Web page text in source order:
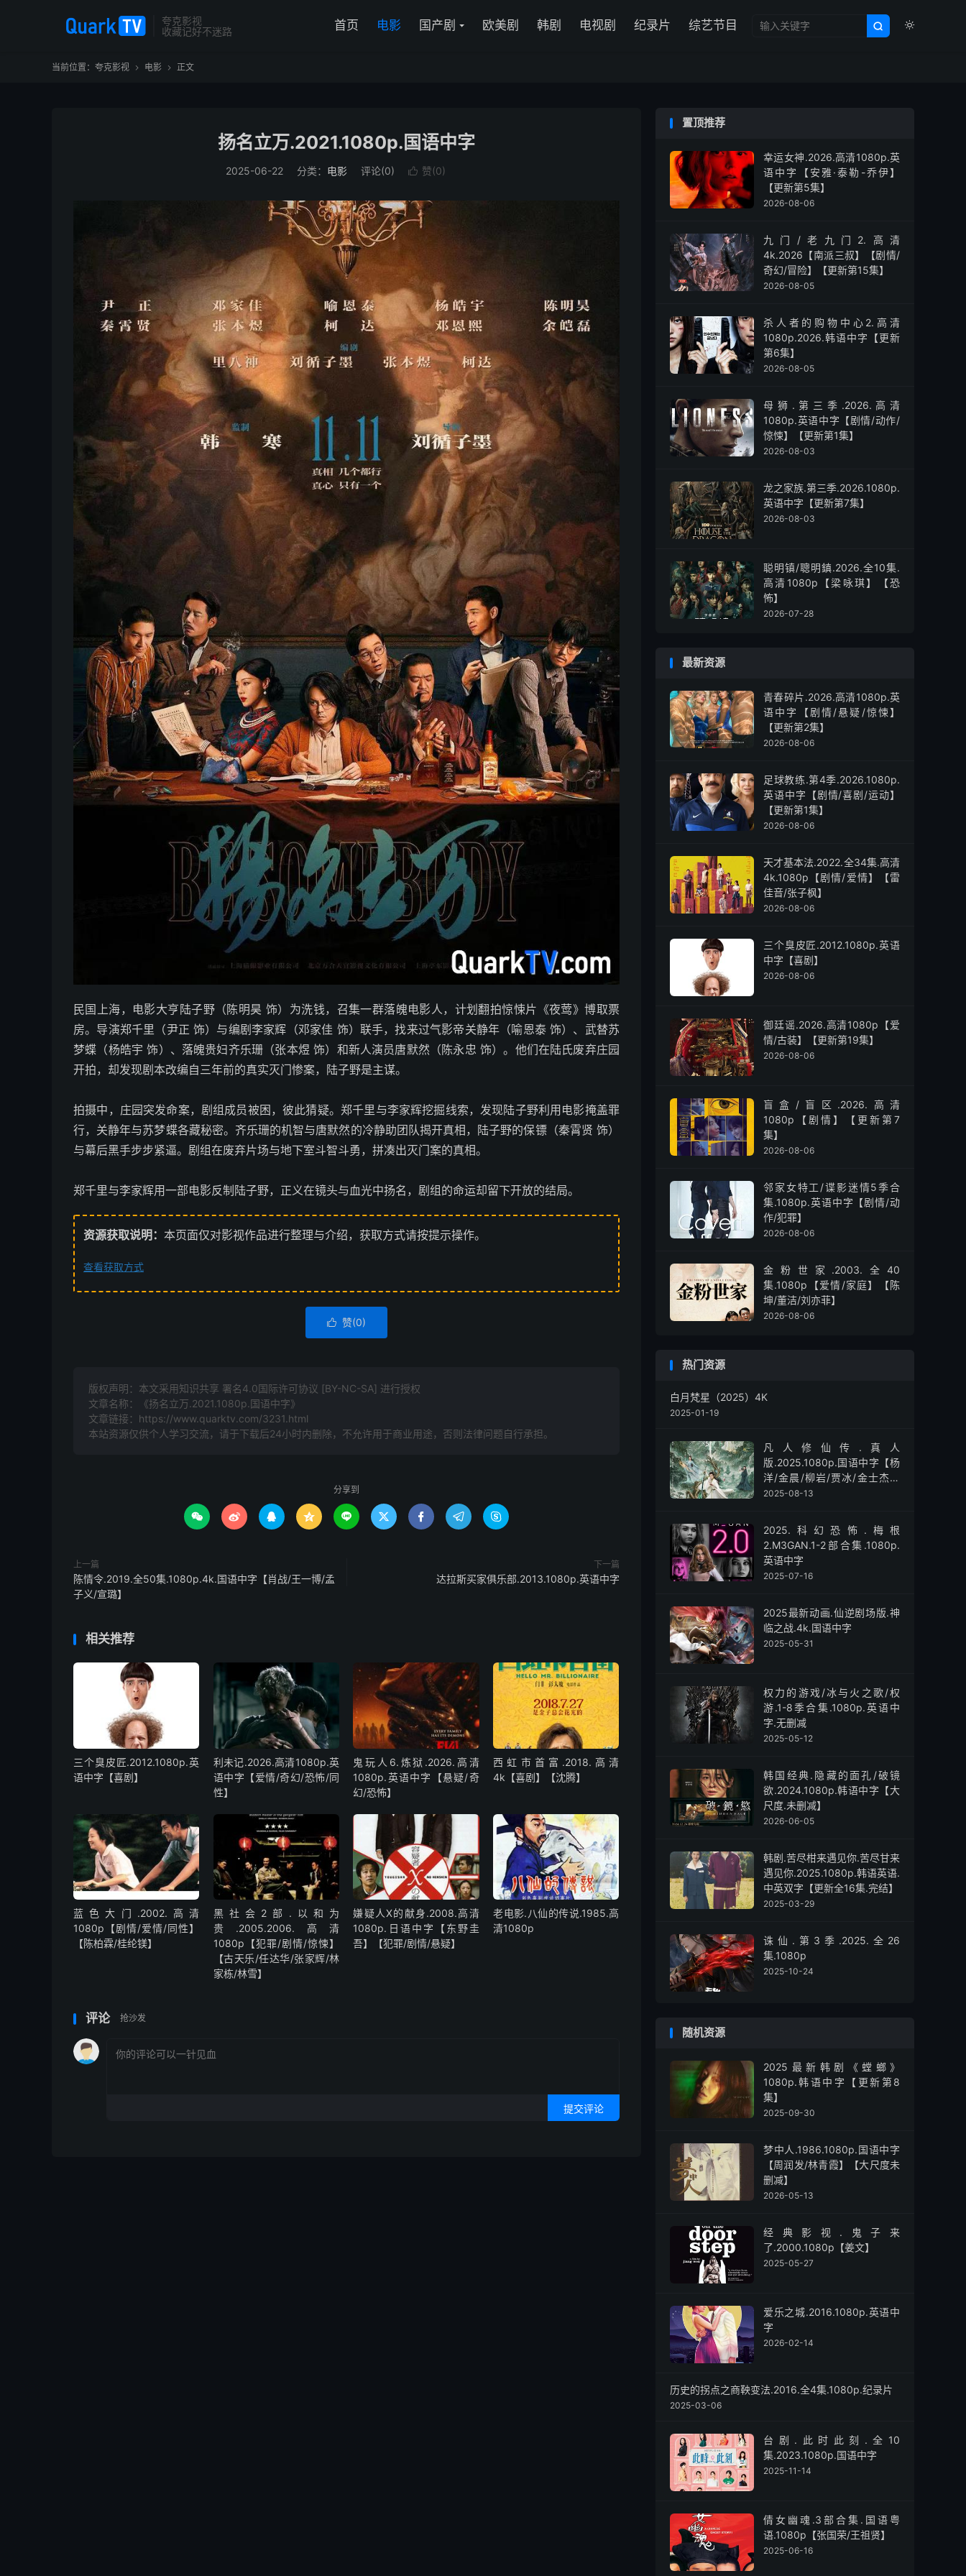
夸克影视
收藏记好不迷路


首页 电影 国产剧 欧美剧 韩剧 电视剧 纪录片 综艺节目
当前位置： 夸克影视  电影  正文
扬名立万.2021.1080p.国语中字
2025-06-22 分类： 电影 评论(0)  赞(0)
民国上海，电影大亨陆子野（陈明昊 饰）为洗钱，召集一群落魄电影人，计划翻拍惊悚片《夜莺》博取票
房。导演郑千里（尹正 饰）与编剧李家辉（邓家佳 饰）联手，找来过气影帝关静年（喻恩泰 饰）、武替苏
梦蝶（杨皓宇 饰）、落魄贵妇齐乐珊（张本煜 饰）和新人演员唐默然（陈永忠 饰）。他们在陆氏废弃庄园
开拍，却发现剧本改编自三年前的真实灭门惨案，陆子野是主谋。
拍摄中，庄园突发命案，剧组成员被困，彼此猜疑。郑千里与李家辉挖掘线索，发现陆子野利用电影掩盖罪
行，关静年与苏梦蝶各藏秘密。齐乐珊的机智与唐默然的冷静助团队揭开真相，陆子野的保镖（秦霄贤 饰）
与幕后黑手步步紧逼。剧组在废弃片场与地下室斗智斗勇，拼凑出灭门案的真相。
郑千里与李家辉用一部电影反制陆子野，正义在镜头与血光中扬名，剧组的命运却留下开放的结局。
资源获取说明： 本页面仅对影视作品进行整理与介绍，获取方式请按提示操作。
查看获取方式
 赞(0)
版权声明：本文采用知识共享 署名4.0国际许可协议 [BY-NC-SA] 进行授权
文章名称：《扬名立万.2021.1080p.国语中字》
文章链接： https://www.quarktv.com/3231.html
本站资源仅供个人学习交流，请于下载后24小时内删除，不允许用于商业用途，否则法律问题自行承担。
分享到
        
上一篇
陈情令.2019.全50集.1080p.4k.国语中字【肖战/王一博/孟
子义/宣璐】
下一篇
达拉斯买家俱乐部.2013.1080p.英语中字
相关推荐
三个臭皮匠.2012.1080p.英
语中字【喜剧】
利未记.2026.高清1080p.英
语中字【爱情/奇幻/恐怖/同
性】
鬼玩人6.炼狱.2026.高清
1080p.英语中字【悬疑/奇
幻/恐怖】
西虹市首富.2018.高清
4k【喜剧】【沈腾】
蓝色大门.2002.高清
1080p【剧情/爱情/同性】
【陈柏霖/桂纶镁】
黑社会2部.以和为
贵.2005.2006.高清
1080p【犯罪/剧情/惊悚】
【古天乐/任达华/张家辉/林
家栋/林雪】
嫌疑人X的献身.2008.高清
1080p.日语中字【东野圭
吾】【犯罪/剧情/悬疑】
老电影.八仙的传说.1985.高
清1080p
评论 抢沙发
提交评论
置顶推荐
幸运女神.2026.高清1080p.英
语中字【安雅·泰勒-乔伊】
【更新第5集】
2026-08-06
九门/老九门2.高清
4k.2026【南派三叔】【剧情/
奇幻/冒险】【更新第15集】
2026-08-05
杀人者的购物中心2.高清
1080p.2026.韩语中字【更新
第6集】
2026-08-05
母狮.第三季.2026.高清
1080p.英语中字【剧情/动作/
惊悚】【更新第1集】
2026-08-03
龙之家族.第三季.2026.1080p.
英语中字【更新第7集】
2026-08-03
聪明镇/聰明鎮.2026.全10集.
高清1080p【梁咏琪】【恐
怖】
2026-07-28
最新资源
青春碎片.2026.高清1080p.英
语中字【剧情/悬疑/惊悚】
【更新第2集】
2026-08-06
足球教练.第4季.2026.1080p.
英语中字【剧情/喜剧/运动】
【更新第1集】
2026-08-06
天才基本法.2022.全34集.高清
4k.1080p【剧情/爱情】【雷
佳音/张子枫】
2026-08-06
三个臭皮匠.2012.1080p.英语
中字【喜剧】
2026-08-06
御廷谣.2026.高清1080p【爱
情/古装】【更新第19集】
2026-08-06
盲盒/盲区.2026.高清
1080p【剧情】【更新第7
集】
2026-08-06
邻家女特工/谍影迷情5季合
集.1080p.英语中字【剧情/动
作/犯罪】
2026-08-06
金粉世家.2003.全40
集.1080p【爱情/家庭】【陈
坤/董洁/刘亦菲】
2026-08-06
热门资源
白月梵星（2025）4K
2025-01-19
凡人修仙传.真人
版.2025.1080p.国语中字【杨
洋/金晨/柳岩/贾冰/金士杰】
【全30集】
2025-08-13
2025.科幻恐怖.梅根
2.M3GAN.1-2部合集.1080p.
英语中字
2025-07-16
2025最新动画.仙逆剧场版.神
临之战.4k.国语中字
2025-05-31
权力的游戏/冰与火之歌/权
游.1-8季合集.1080p.英语中
字.无删减
2025-05-12
韩国经典.隐藏的面孔/破镜
欲.2024.1080p.韩语中字【大
尺度.未删减】
2026-06-05
韩剧.苦尽柑来遇见你.苦尽甘来
遇见你.2025.1080p.韩语英语.
中英双字【更新全16集.完结】
2025-03-29
诛仙.第3季.2025.全26
集.1080p
2025-10-24
随机资源
2025最新韩剧《螳螂》
1080p.韩语中字【更新第8
集】
2025-09-30
梦中人.1986.1080p.国语中字
【周润发/林青霞】【大尺度未
删减】
2026-05-13
经典影视.鬼子来
了.2000.1080p【姜文】
2025-05-27
爱乐之城.2016.1080p.英语中
字
2026-02-14
历史的拐点之商鞅变法.2016.全4集.1080p.纪录片
2025-03-06
台剧.此时此刻.全10
集.2023.1080p.国语中字
2025-11-14
倩女幽魂.3部合集.国语粤
语.1080p【张国荣/王祖贤】
2025-06-16